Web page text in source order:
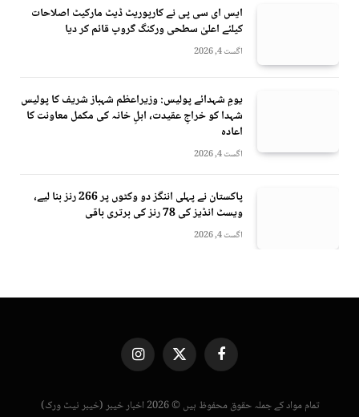
ایس ای سی پی نے کارپوریٹ ڈیٹ مارکیٹ اصلاحات
کیلئے اعلیٰ سطحی ورکنگ گروپ قائم کر دیا
اگست 4, 2026
یومِ شہدائے پولیس: وزیراعظم شہباز شریف کا پولیس
شہدا کو خراجِ عقیدت، اہلِ خانہ کی مکمل معاونت کا
اعادہ
اگست 4, 2026
پاکستان نے پہلی اننگز دو وکٹوں پر 266 رنز بنا لیے،
ویسٹ انڈیز کی 78 رنز کی برتری باقی
اگست 4, 2026
Facebook
X
(Twitter)
Instagram
تمام مواد کے جملہ حقوق محفوظ ہیں © 2026 اخبار خیبر (خیبر نیٹ ورک)